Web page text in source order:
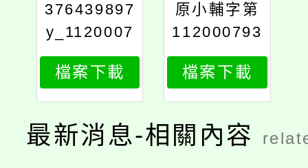
376439897
y_1120007
935_attach
1
檔案下載
原小輔字第
112000793
5號
檔案下載
最新消息-相關內容